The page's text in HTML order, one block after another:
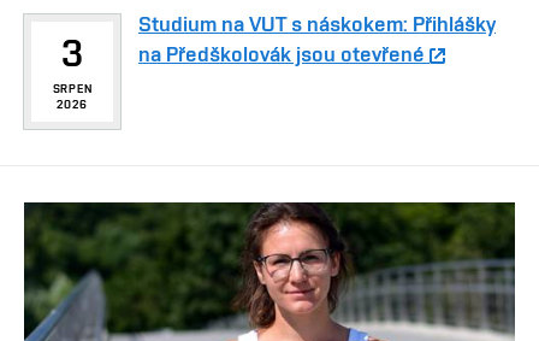
3
SRPEN
2026
Studium na VUT s náskokem: Přihlášky
na Předškolovák jsou otevřené